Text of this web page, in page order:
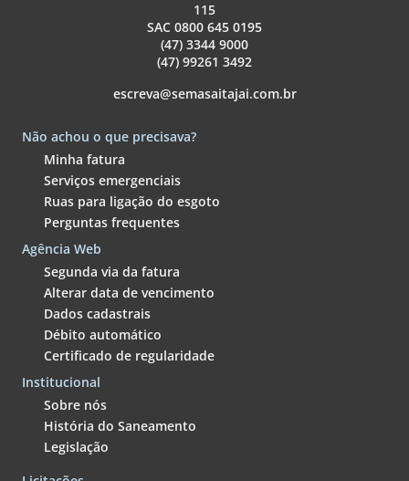
115
SAC 0800 645 0195
(47) 3344 9000
(47) 99261 3492
escreva@semasaitajai.com.br
Não achou o que precisava?
Minha fatura
Serviços emergenciais
Ruas para ligação do esgoto
Perguntas frequentes
Agência Web
Segunda via da fatura
Alterar data de vencimento
Dados cadastrais
Débito automático
Certificado de regularidade
Institucional
Sobre nós
História do Saneamento
Legislação